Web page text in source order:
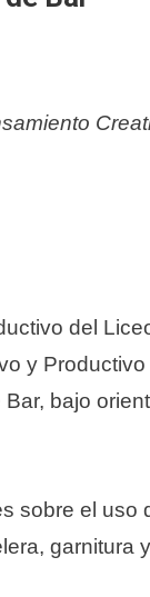
del
y
bajo
sobre el uso
garnitura